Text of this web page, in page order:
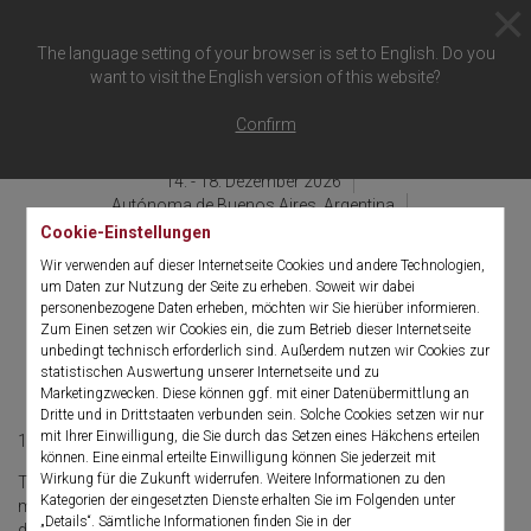
Cookie-Einstellungen
Wir verwenden auf dieser Internetseite Cookies und andere Technologien,
um Daten zur Nutzung der Seite zu erheben. Soweit wir dabei
personenbezogene Daten erheben, möchten wir Sie hierüber informieren.
Zum Einen setzen wir Cookies ein, die zum Betrieb dieser Internetseite
unbedingt technisch erforderlich sind. Außerdem nutzen wir Cookies zur
statistischen Auswertung unserer Internetseite und zu
Marketingzwecken. Diese können ggf. mit einer Datenübermittlung an
Dritte und in Drittstaaten verbunden sein. Solche Cookies setzen wir nur
mit Ihrer Einwilligung, die Sie durch das Setzen eines Häkchens erteilen
können. Eine einmal erteilte Einwilligung können Sie jederzeit mit
Wirkung für die Zukunft widerrufen. Weitere Informationen zu den
Kategorien der eingesetzten Dienste erhalten Sie im Folgenden unter
„Details“. Sämtliche Informationen finden Sie in der
The language setting of your browser is set to English. Do you
want to visit the English version of this website?
Confirm
14. - 18. Dezember 2026
Autónoma de Buenos Aires, Argentina
Sheraton Buenos Aires Hotel & Convention Center
43rd World Congress of
Endourology and Uro-
Technology (WCET)
14. - 18. Dezember 2026 English
The World Congress of Endourology and Uro-technology annual
meeting is a forum for the worldwide advancement and